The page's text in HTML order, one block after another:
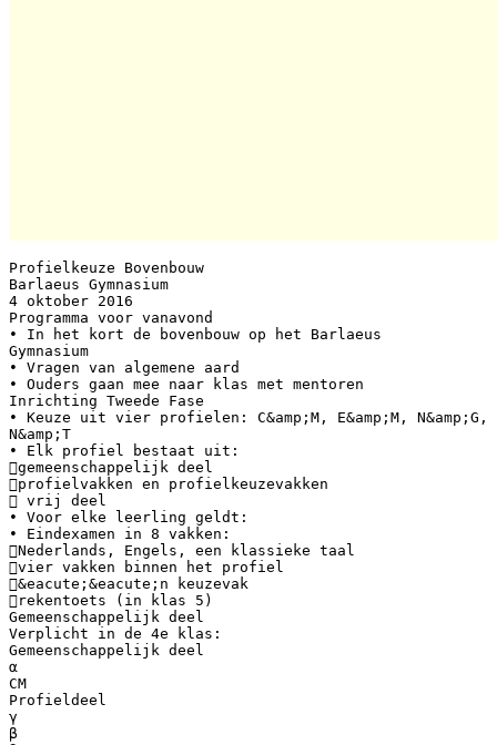
Profielkeuze Bovenbouw
Barlaeus Gymnasium
4 oktober 2016
Programma voor vanavond
• In het kort de bovenbouw op het Barlaeus
Gymnasium
• Vragen van algemene aard
• Ouders gaan mee naar klas met mentoren
Inrichting Tweede Fase
• Keuze uit vier profielen: C&amp;M, E&amp;M, N&amp;G,
N&amp;T
• Elk profiel bestaat uit:
gemeenschappelijk deel
profielvakken en profielkeuzevakken
 vrij deel
• Voor elke leerling geldt:
• Eindexamen in 8 vakken:
Nederlands, Engels, een klassieke taal
vier vakken binnen het profiel
&eacute;&eacute;n keuzevak
rekentoets (in klas 5)
Gemeenschappelijk deel
Verplicht in de 4e klas:
Gemeenschappelijk deel
α
CM
Profieldeel
γ
β